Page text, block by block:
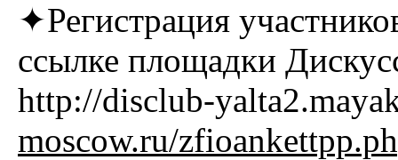
✦Регистрация
ссылке площадки
http://disclub-
moscow.ru/